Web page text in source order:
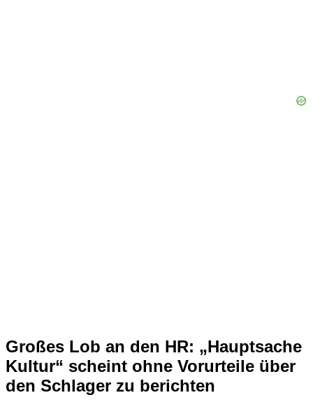
Großes Lob an den HR: „Hauptsache
Kultur“ scheint ohne Vorurteile über
den Schlager zu berichten